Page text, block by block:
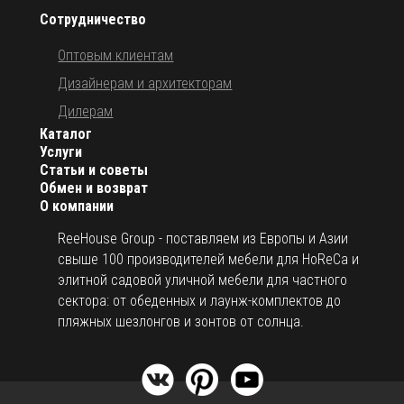
О компании
ReeHouse Group - поставляем из Европы и Азии
свыше 100 производителей мебели для HoReCa и
элитной садовой уличной мебели для частного
сектора: от обеденных и лаунж-комплектов до
пляжных шезлонгов и зонтов от солнца.
Каталог
Услуги
Статьи и советы
Обмен и возврат
Сотрудничество
Оптовым клиентам
Дизайнерам и архитекторам
Дилерам